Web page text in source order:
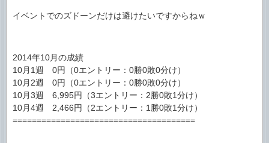
イベントでのズドーンだけは避けたいですからねｗ
2014年10月の成績
10月1週 0円（0エントリー：0勝0敗0分け）
10月2週 0円（0エントリー：0勝0敗0分け）
10月3週 6,995円（3エントリー：2勝0敗1分け）
10月4週 2,466円（2エントリー：1勝0敗1分け）
======================================